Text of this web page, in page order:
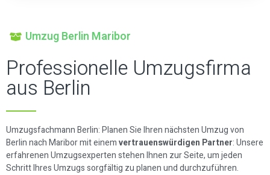
Umzug Berlin Maribor
Professionelle Umzugsfirma
aus Berlin
Umzugsfachmann Berlin: Planen Sie Ihren nächsten Umzug von
Berlin nach Maribor mit einemvertrauenswürdigen Partner: Unsere
erfahrenen Umzugsexperten stehen Ihnen zur Seite, um jeden
Schritt Ihres Umzugs sorgfältig zu planen und durchzuführen.